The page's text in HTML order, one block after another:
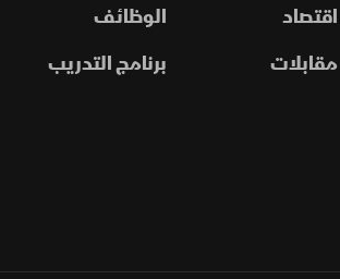
اقتصاد
مقابلات
الوظائف
برنامج التدريب